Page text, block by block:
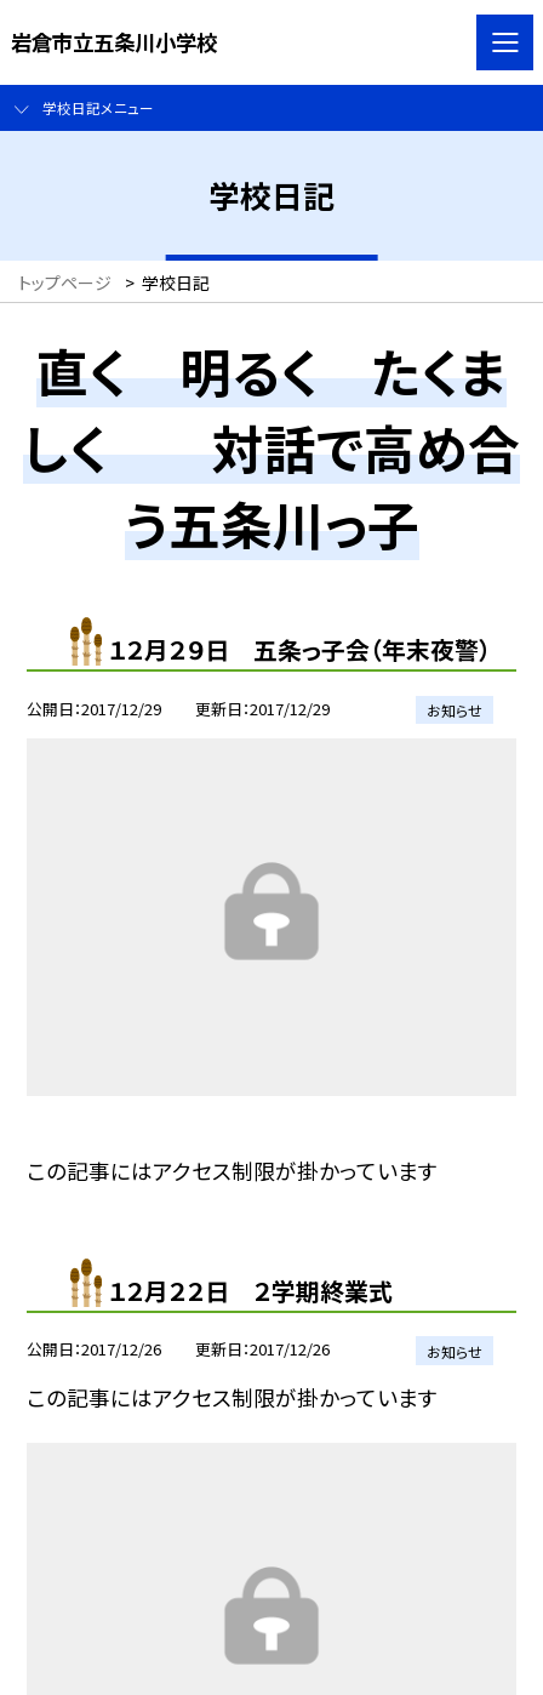
岩倉市立五条川小学校
学校日記メニュー
学校日記
トップページ > 学校日記
直く 明るく たくま
しく 対話で高め合
う五条川っ子
１２月２９日 五条っ子会（年末夜警）
公開日 2017/12/29 更新日 2017/12/29 お知らせ
この記事にはアクセス制限が掛かっています
１２月２２日 ２学期終業式
公開日 2017/12/26 更新日 2017/12/26 お知らせ
この記事にはアクセス制限が掛かっています